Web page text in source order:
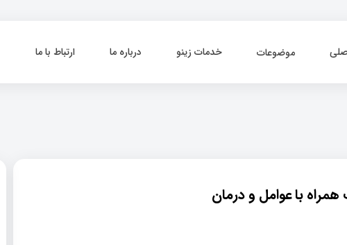
موضوعات خدمات زینو درباره ما ارتباط با ما
با عوامل و درمان